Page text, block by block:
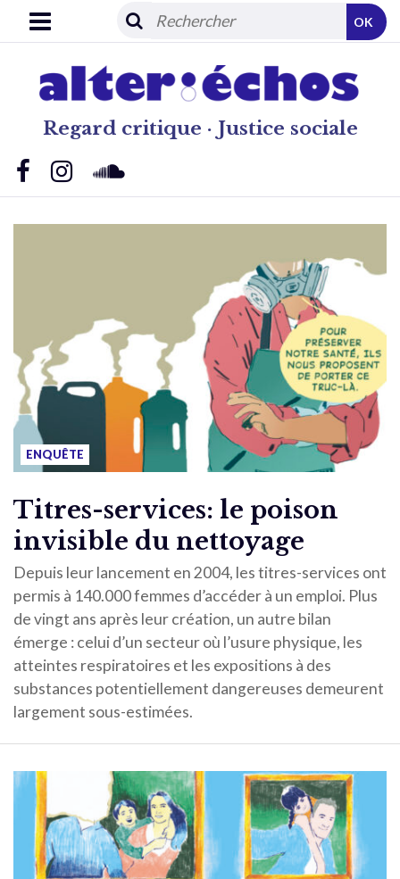
Regard critique · Justice sociale
OK
ENQUÊTE
Titres-services: le poison
invisible du nettoyage
Depuis leur lancement en 2004, les titres-services ont
permis à 140.000 femmes d’accéder à un emploi. Plus
de vingt ans après leur création, un autre bilan
émerge : celui d’un secteur où l’usure physique, les
atteintes respiratoires et les expositions à des
substances potentiellement dangereuses demeurent
largement sous-estimées.